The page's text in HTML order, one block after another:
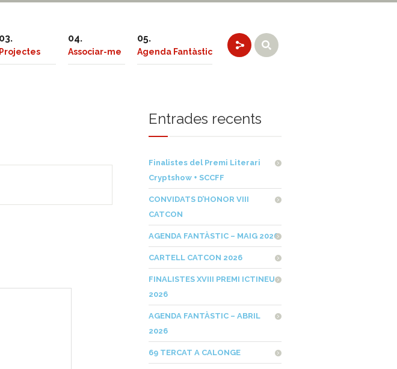
Projectes Associar-me Agenda Fantàstic
Entrades recents
Finalistes del Premi Literari
Cryptshow + SCCFF
CONVIDATS D’HONOR VIII
CATCON
AGENDA FANTÀSTIC – MAIG 2026
CARTELL CATCON 2026
FINALISTES XVIII PREMI ICTINEU
2026
AGENDA FANTÀSTIC – ABRIL
2026
69 TERCAT A CALONGE